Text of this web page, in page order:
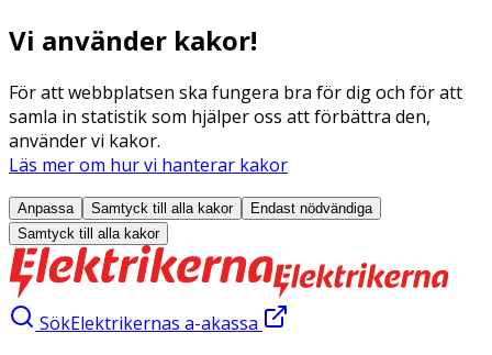
Vi använder kakor!
För att webbplatsen ska fungera bra för dig och för att
samla in statistik som hjälper oss att förbättra den,
använder vi kakor.
Läs mer om hur vi hanterar kakor
Anpassa Samtyck till alla kakor
Endast nödvändiga
Samtyck till alla kakor
SökElektrikernas a-akassa